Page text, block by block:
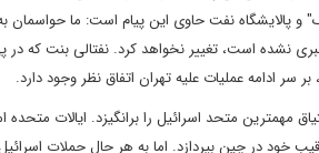
و پالایشگاه نفت حاوی این پیام است: ما
نشده است، تغییر نخواهد کرد. نفتالی بنت
ادامه عملیات علیه تهران اتفاق نظر وجود دارد.
مهمترین متحد اسرائیل را برانگیزد. ایالات
خود در چین بپردازد. اما به هر حال حملات